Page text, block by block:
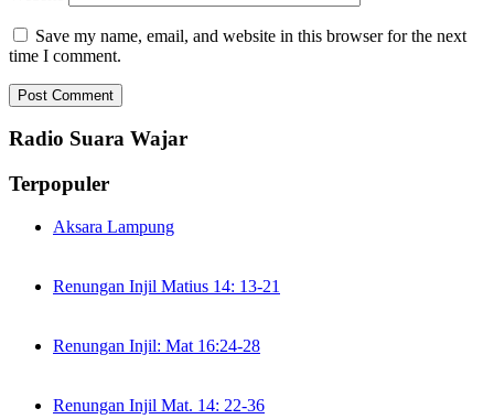
Save my name, email, and website in this browser for the next
time I comment.
Radio Suara Wajar
Terpopuler
Aksara Lampung
Renungan Injil Matius 14: 13-21
Renungan Injil: Mat 16:24-28
Renungan Injil Mat. 14: 22-36